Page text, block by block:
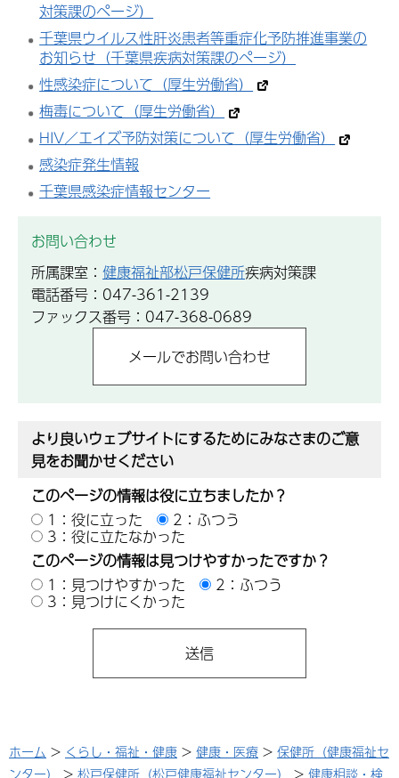
対策課のページ）
千葉県ウイルス性肝炎患者等重症化予防推進事業の
お知らせ（千葉県疾病対策課のページ）
性感染症について（厚生労働省）
梅毒について（厚生労働省）
HIV／エイズ予防対策について（厚生労働省）
感染症発生情報
千葉県感染症情報センター
お問い合わせ
所属課室： 健康福祉部松戸保健所疾病対策課
電話番号：047-361-2139
ファックス番号：047-368-0689
より良いウェブサイトにするためにみなさまのご意
見をお聞かせください
このページの情報は役に立ちましたか？
1：役に立った
2：ふつう
3：役に立たなかった
このページの情報は見つけやすかったですか？
1：見つけやすかった
2：ふつう
3：見つけにくかった
ホーム > くらし・福祉・健康 > 健康・医療 > 保健所（健康福祉セ
ンター）
> 松戸保健所（松戸健康福祉センター） > 健康相談・検